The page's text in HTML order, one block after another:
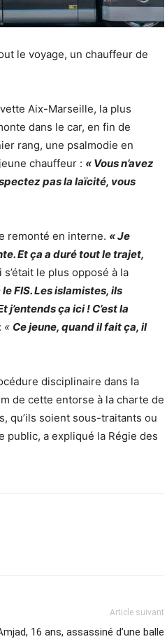
le voyage, un chauffeur de
Aix-Marseille, la plus
dans le car, en fin de
rang, une psalmodie en
chauffeur : « Vous n’avez
pas la laïcité, vous
remonté en interne. « Je
Et ça a duré tout le trajet,
le plus opposé à la
FIS. Les islamistes, ils
ça ici ! C’est la
« Ce jeune, quand il fait ça, il
disciplinaire dans la
de cette entorse à la charte de
, qu’ils soient sous-traitants ou
public, a expliqué la Régie des
Article suivant
16 ans, assassiné d’une balle